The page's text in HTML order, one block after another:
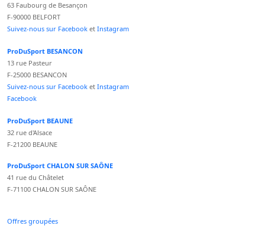
63 Faubourg de Besançon
F-90000 BELFORT
Suivez-nous sur Facebook et Instagram
ProDuSport BESANCON
13 rue Pasteur
F-25000 BESANCON
Suivez-nous sur Facebook et Instagram
Facebook
ProDuSport BEAUNE
32 rue d'Alsace
F-21200 BEAUNE
ProDuSport CHALON SUR SAÔNE
41 rue du Châtelet
F-71100 CHALON SUR SAÔNE
Offres groupées